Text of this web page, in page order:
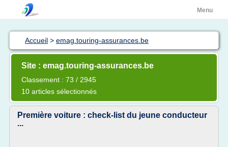
Menu
Accueil > emag.touring-assurances.be
Site : emag.touring-assurances.be
Classement : 73 / 2945
10 articles sélectionnés
Première voiture : check-list du jeune conducteur
...